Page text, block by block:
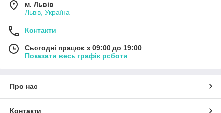
м. Львів
Львів, Україна
Контакти
Сьогодні працює з 09:00 до 19:00
Показати весь графік роботи
Про нас
Контакти